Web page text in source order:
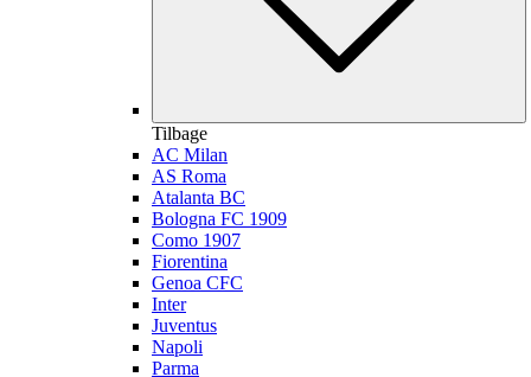
Tilbage
AC Milan
AS Roma
Atalanta BC
Bologna FC 1909
Como 1907
Fiorentina
Genoa CFC
Inter
Juventus
Napoli
Parma